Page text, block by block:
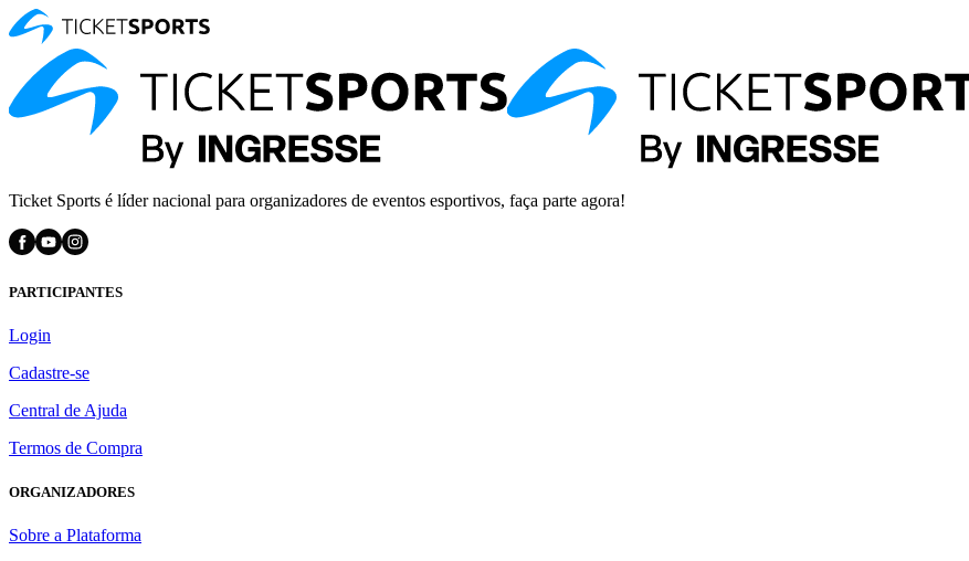
Ticket Sports é líder nacional para organizadores de eventos esportivos, faça parte agora!
PARTICIPANTES
Login
Cadastre-se
Central de Ajuda
Termos de Compra
ORGANIZADORES
Sobre a Plataforma